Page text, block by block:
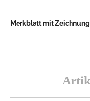
Merkblatt mit